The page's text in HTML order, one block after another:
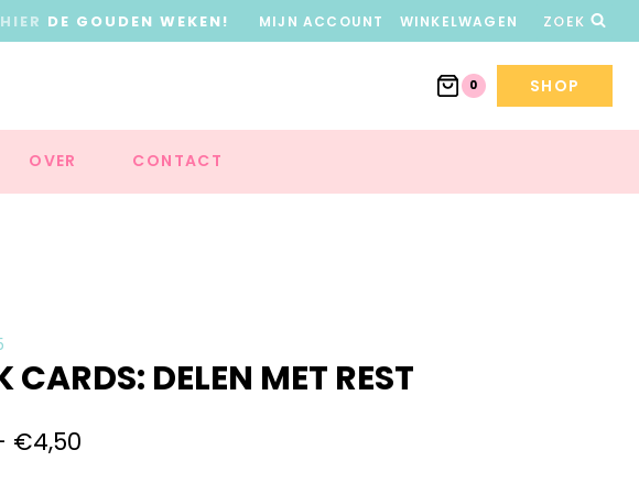
HIER DE GOUDEN WEKEN! MIJN ACCOUNT WINKELWAGEN ZOEK
0 SHOP
OVER CONTACT
CARDS: DELEN MET REST
€4,50